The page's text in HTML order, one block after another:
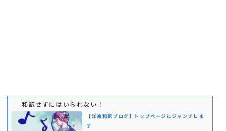
和訳せずにはいられない！
【洋楽和訳ブログ】トップページにジャンプしま
す